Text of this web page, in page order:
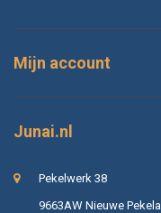
Mijn account
Junai.nl
Pekelwerk 38
9663AW Nieuwe Pekela